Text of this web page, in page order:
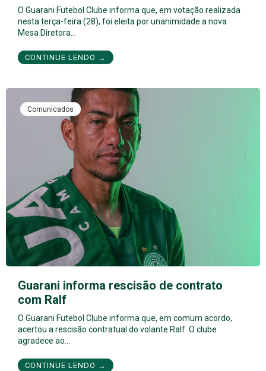
O Guarani Futebol Clube informa que, em votação realizada
nesta terça-feira (28), foi eleita por unanimidade a nova
Mesa Diretora…
CONTINUE LENDO →
Comunicados
Guarani informa rescisão de contrato
com Ralf
O Guarani Futebol Clube informa que, em comum acordo,
acertou a rescisão contratual do volante Ralf. O clube
agradece ao…
CONTINUE LENDO →